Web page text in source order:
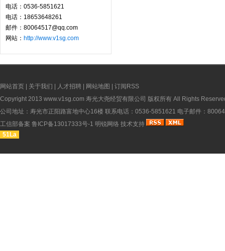
电话：0536-5851621
电话：18653648261
邮件：80064517@qq.com
网站： http://www.v1sg.com
网站首页 关于我们 人才招聘 网站地图
订阅RSS
Copyright 2013 www.v1sg.com 寿光大尧经贸有限公司 版权所有 All Rights
公司地址：寿光市正阳路富地中心16楼 联系电话：0536-5851621 电子邮件：
工信部备案 鲁ICP备13017333号-1 明锐网络 技术支持
51La